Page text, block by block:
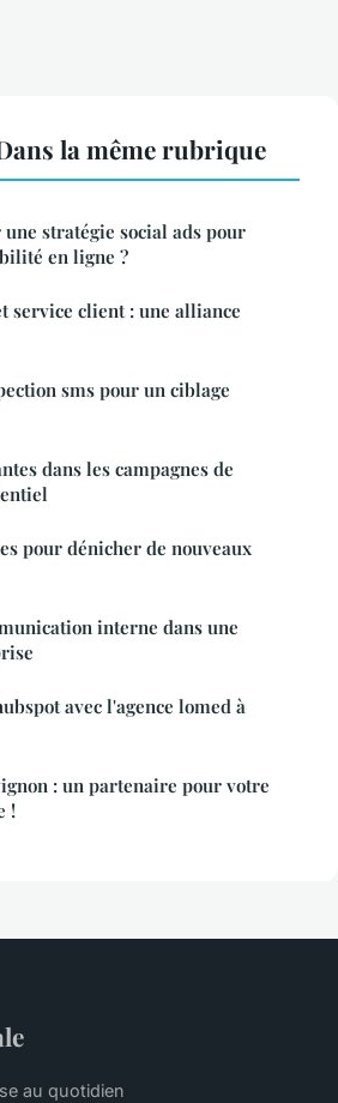
la même rubrique
stratégie social ads pour
en ligne ?
service client : une alliance
sms pour un ciblage
dans les campagnes de
pour dénicher de nouveaux
interne dans une
avec l'agence lomed à
: un partenaire pour votre
!
au quotidien